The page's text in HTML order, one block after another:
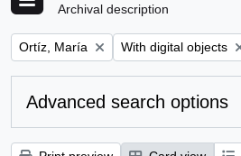
Archival description
Remove filter:
Ortíz, María Remove filter:
With digital objects
Advanced search options